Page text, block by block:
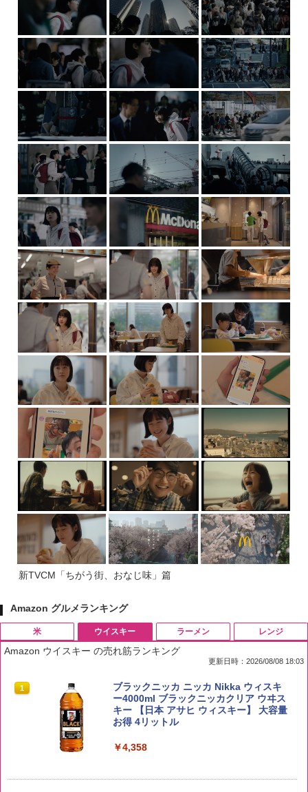
新TVCM「ちがう街、おなじ味」篇
Amazon グルメランキング
米
1 by Amazon 国産ブレンド米 精米 5kg
￥2,650
ウイスキー
Amazon ウイスキー の売れ筋ランキング
更新日時：2026/08/08 18:03
1
ブラックニッカ ニッカ Nikka ウィスキ
ー4000ml ブラックニッカクリア ウヰス
キー 【日本 アサヒ ウィスキー】 大容量
お得 4リットル
￥4,358
ラーメン レンジ